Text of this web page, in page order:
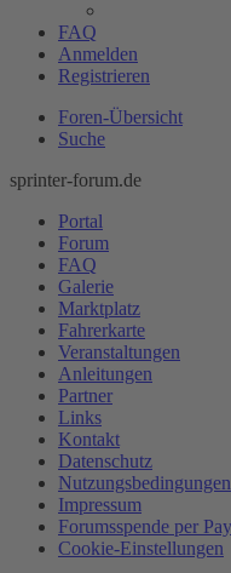
FAQ
Anmelden
Registrieren
Foren-Übersicht
Suche
sprinter-forum.de
Portal
Forum
FAQ
Galerie
Marktplatz
Fahrerkarte
Veranstaltungen
Anleitungen
Partner
Links
Kontakt
Datenschutz
Nutzungsbedingungen
Impressum
Forumsspende per
Cookie-Einstellungen